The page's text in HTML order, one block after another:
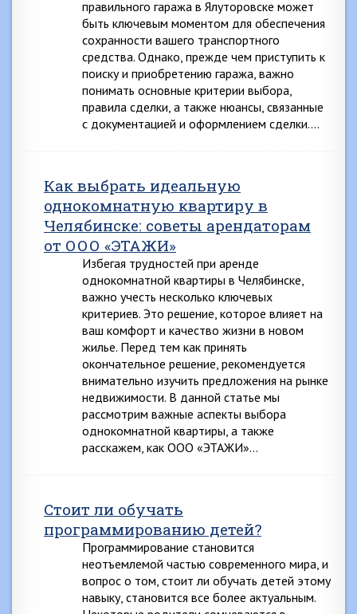
правильного гаража в Ялуторовске может
быть ключевым моментом для обеспечения
сохранности вашего транспортного
средства. Однако, прежде чем приступить к
поиску и приобретению гаража, важно
понимать основные критерии выбора,
правила сделки, а также нюансы, связанные
с документацией и оформлением сделки….
Как выбрать идеальную
однокомнатную квартиру в
Челябинске: советы арендаторам
от ООО «ЭТАЖИ»
Избегая трудностей при аренде
однокомнатной квартиры в Челябинске,
важно учесть несколько ключевых
критериев. Это решение, которое влияет на
ваш комфорт и качество жизни в новом
жилье. Перед тем как принять
окончательное решение, рекомендуется
внимательно изучить предложения на рынке
недвижимости. В данной статье мы
рассмотрим важные аспекты выбора
однокомнатной квартиры, а также
расскажем, как ООО «ЭТАЖИ»…
Стоит ли обучать
программированию детей?
Программирование становится
неотъемлемой частью современного мира, и
вопрос о том, стоит ли обучать детей этому
навыку, становится все более актуальным.